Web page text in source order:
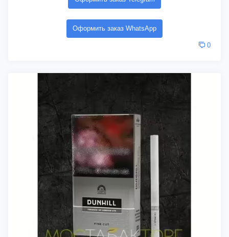
Оформить заказ WhatsApp
0